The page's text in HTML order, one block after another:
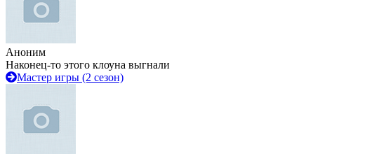
Аноним
Наконец-то этого клоуна выгнали
Мастер игры (2 сезон)